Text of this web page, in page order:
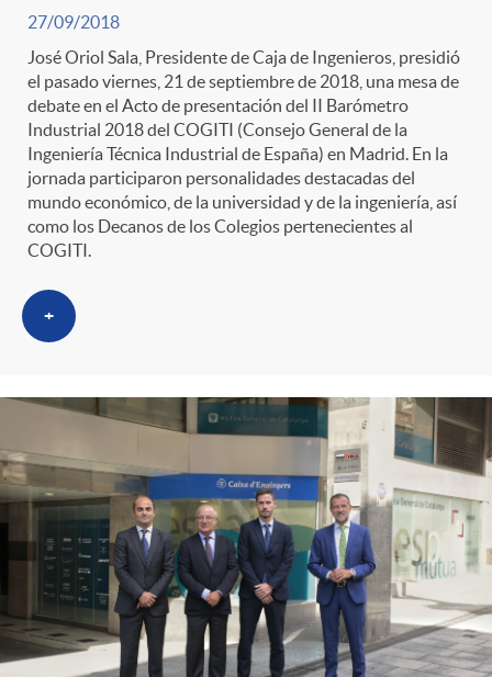
27/09/2018
José Oriol Sala, Presidente de Caja de Ingenieros, presidió
el pasado viernes, 21 de septiembre de 2018, una mesa de
debate en el Acto de presentación del II Barómetro
Industrial 2018 del COGITI (Consejo General de la
Ingeniería Técnica Industrial de España) en Madrid. En la
jornada participaron personalidades destacadas del
mundo económico, de la universidad y de la ingeniería, así
como los Decanos de los Colegios pertenecientes al
COGITI.
+